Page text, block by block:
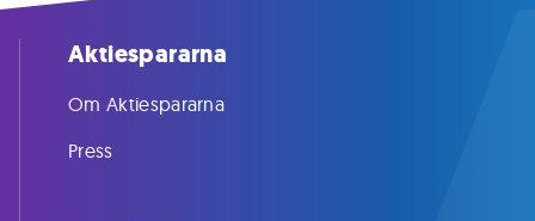
Aktiespararna
Om Aktiespararna
Press